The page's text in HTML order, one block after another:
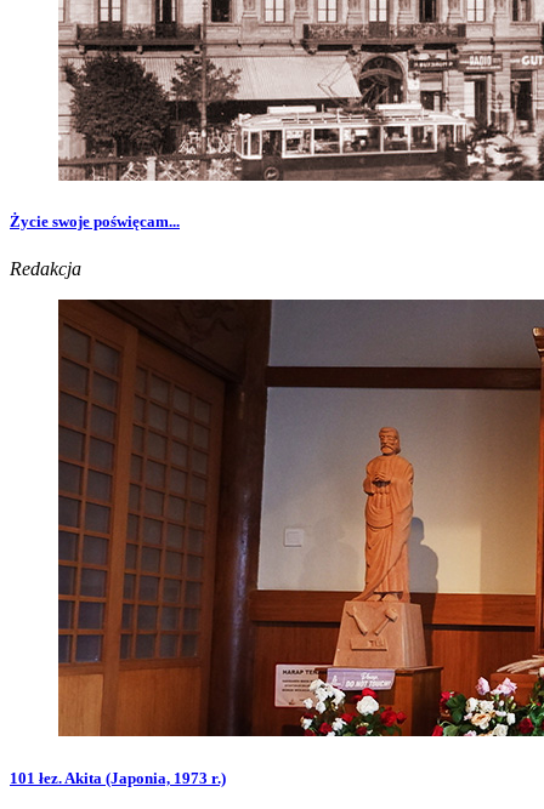
Życie swoje poświęcam...
Redakcja
101 łez. Akita (Japonia, 1973 r.)